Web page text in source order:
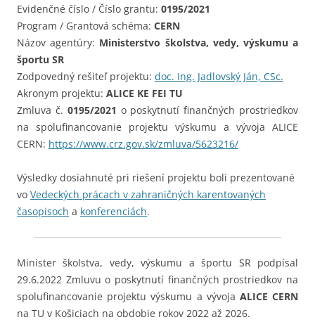
Evidenčné číslo / Číslo grantu: 0195/2021
Program / Grantová schéma: CERN
Názov agentúry: Ministerstvo školstva, vedy, výskumu a
športu SR
Zodpovedný rešiteľ projektu: doc. Ing. Jadlovský Ján, CSc.
Akronym projektu: ALICE KE FEI TU
Zmluva č. 0195/2021 o poskytnutí finančných prostriedkov
na spolufinancovanie projektu výskumu a vývoja ALICE
CERN: https://www.crz.gov.sk/zmluva/5623216/
Výsledky dosiahnuté pri riešení projektu boli prezentované
vo Vedeckých prácach v zahraničných karentovaných
časopisoch a konferenciách.
Minister školstva, vedy, výskumu a športu SR podpísal
29.6.2022 Zmluvu o poskytnutí finančných prostriedkov na
spolufinancovanie projektu výskumu a vývoja ALICE CERN
na TU v Košiciach na obdobie rokov 2022 až 2026.